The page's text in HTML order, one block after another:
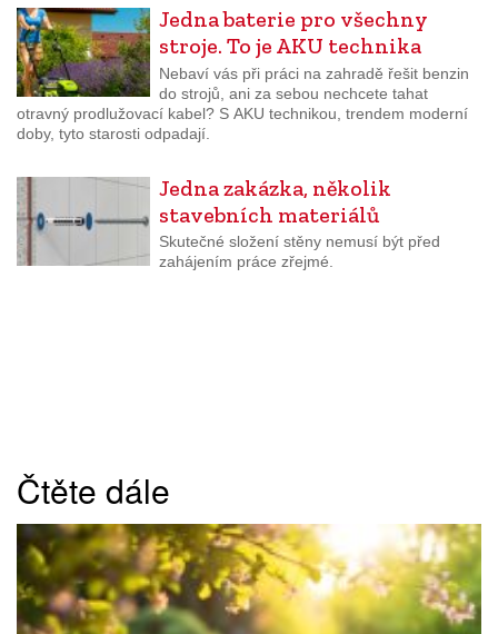
Jedna baterie pro všechny
stroje. To je AKU technika
Nebaví vás při práci na zahradě řešit benzin
do strojů, ani za sebou nechcete tahat
otravný prodlužovací kabel? S AKU technikou, trendem moderní
doby, tyto starosti odpadají.
Jedna zakázka, několik
stavebních materiálů
Skutečné složení stěny nemusí být před
zahájením práce zřejmé.
Čtěte dále